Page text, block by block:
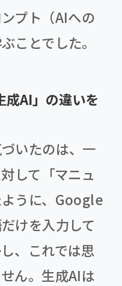
プト（AIへの
ことでした。
成AI」の違いを
いたのは、一
して「マニュ
うに、Google
けを入力して
、これでは思
ん。生成AIは